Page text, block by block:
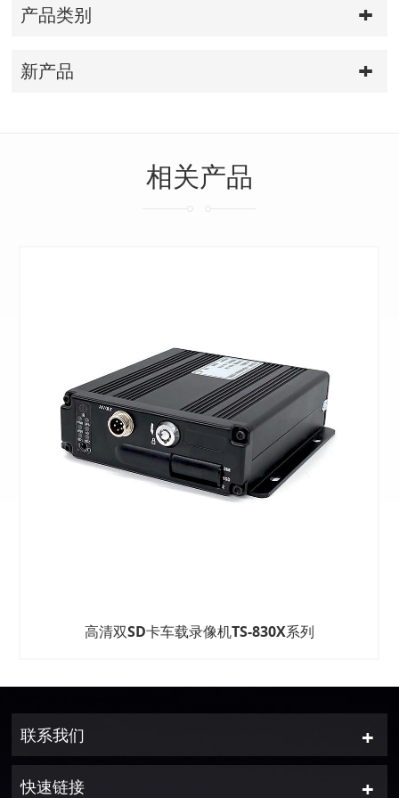
产品类别
新产品
相关产品
高清双SD卡车载录像机TS-830X系列
联系我们
快速链接